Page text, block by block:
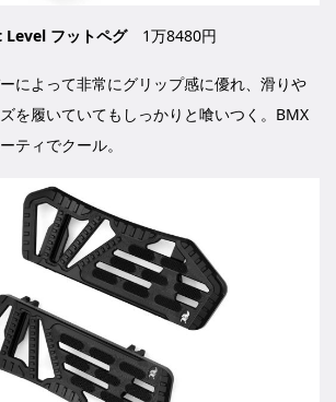
Level フットペグ1万8480円
によって非常にグリップ感に優れ、滑りや
を履いていてもしっかりと喰いつく。BMX
ティでクール。